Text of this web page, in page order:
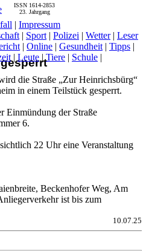
die Straße „Zur Heinrichsbürg“
in einem Teilstück gesperrt.
Einmündung der Straße
6.
22 Uhr eine Veranstaltung
Beckenhofer Weg, Am
ist bis zum
10.07.25
ISSN 1614-2853
23. Jahrgang
| Impressum
| Sport | Polizei | Wetter| Leser
| Online | Gesundheit | Tipps |
| Leute |Tiere | Schule |